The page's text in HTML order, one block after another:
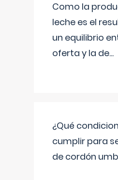
Como la
leche es el
un equilibrio
oferta y la de...
¿Qué
cumplir para
de cordón